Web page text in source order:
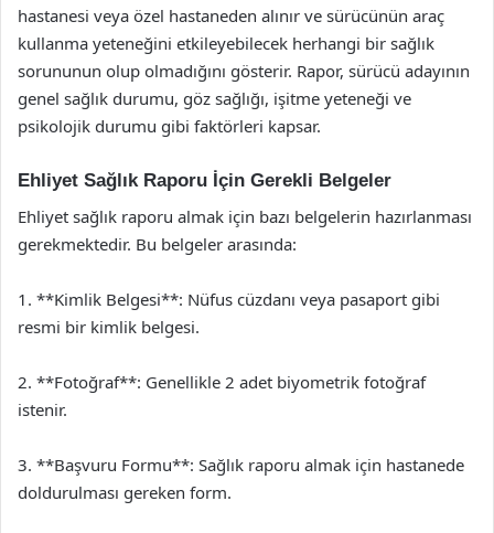
hastanesi veya özel hastaneden alınır ve sürücünün araç
kullanma yeteneğini etkileyebilecek herhangi bir sağlık
sorununun olup olmadığını gösterir. Rapor, sürücü adayının
genel sağlık durumu, göz sağlığı, işitme yeteneği ve
psikolojik durumu gibi faktörleri kapsar.
Ehliyet Sağlık Raporu İçin Gerekli Belgeler
Ehliyet sağlık raporu almak için bazı belgelerin hazırlanması
gerekmektedir. Bu belgeler arasında:
1. **Kimlik Belgesi**: Nüfus cüzdanı veya pasaport gibi
resmi bir kimlik belgesi.
2. **Fotoğraf**: Genellikle 2 adet biyometrik fotoğraf
istenir.
3. **Başvuru Formu**: Sağlık raporu almak için hastanede
doldurulması gereken form.